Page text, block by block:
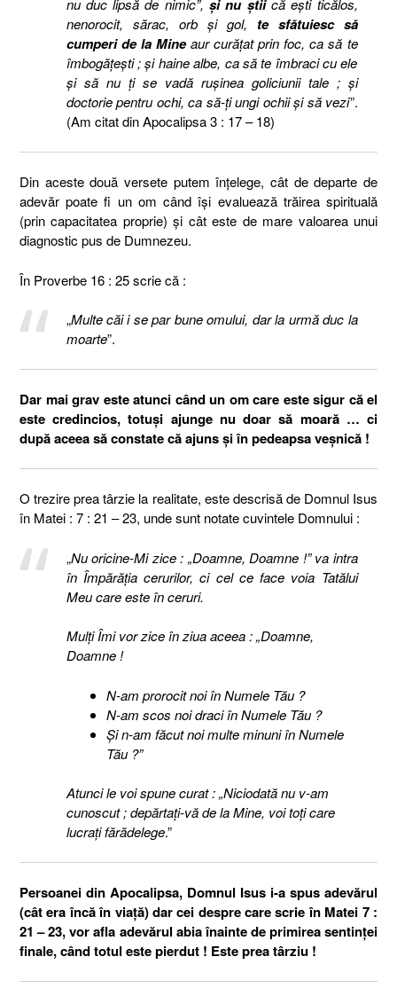
nu duc lipsă de nimic”, şi nu ştiică eşti ticălos,
nenorocit, sărac, orb şi gol, te sfătuiesc să
cumperi de la Mineaur curăţat prin foc, ca să te
îmbogăţeşti ; şi haine albe, ca să te îmbraci cu ele
şi să nu ţi se vadă ruşinea goliciunii tale ; şi
doctorie pentru ochi, ca să-ţi ungi ochii şi să vezi”.
(Am citat din Apocalipsa 3 : 17 – 18)
Din aceste două versete putem înțelege, cât de departe de
adevăr poate fi un om când își evaluează trăirea spirituală
(prin capacitatea proprie) și cât este de mare valoarea unui
diagnostic pus de Dumnezeu.
În Proverbe 16 : 25 scrie că :
„Multe căi i se par bune omului, dar la urmă duc la
moarte”.
Dar mai grav este atunci când un om care este sigur că el
este credincios, totuși ajunge nu doar să moară … ci
după aceea să constate că ajuns și în pedeapsa veșnică !
O trezire prea târzie la realitate, este descrisă de Domnul Isus
în Matei : 7 : 21 – 23, unde sunt notate cuvintele Domnului :
„Nu oricine-Mi zice : „Doamne, Doamne !” va intra
în Împărăţia cerurilor, ci cel ce face voia Tatălui
Meu care este în ceruri.
Mulţi Îmi vor zice în ziua aceea : „Doamne,
Doamne !
N-am prorocit noi în Numele Tău ?
N-am scos noi draci în Numele Tău ?
Şi n-am făcut noi multe minuni în Numele
Tău ?”
Atunci le voi spune curat : „Niciodată nu v-am
cunoscut ; depărtaţi-vă de la Mine, voi toţi care
lucraţi fărădelege.”
Persoanei din Apocalipsa, Domnul Isus i-a spus adevărul
(cât era încă în viață) dar cei despre care scrie în Matei 7 :
21 – 23, vor afla adevărul abia înainte de primirea sentinței
finale, când totul este pierdut ! Este prea târziu !